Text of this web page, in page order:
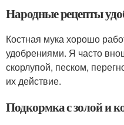
Народные рецепты
Костная мука хорошо
удобрениями. Я часто
скорлупой, песком,
их действие.
Подкормка с золой и